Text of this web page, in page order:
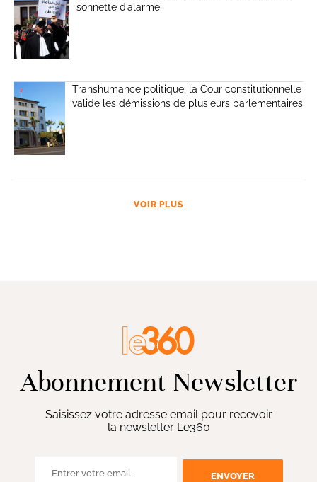
sonnette d’alarme
Transhumance politique: la Cour constitutionnelle
valide les démissions de plusieurs parlementaires
VOIR PLUS
Abonnement Newsletter
Saisissez votre adresse email pour recevoir
la newsletter Le360
ENVOYER